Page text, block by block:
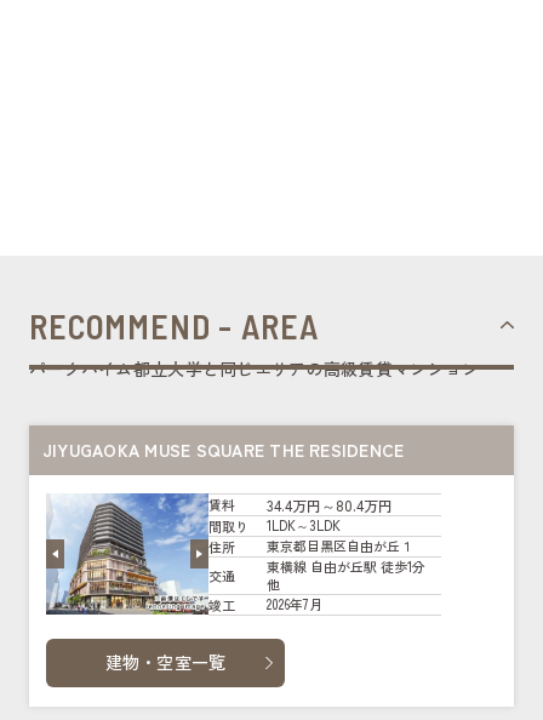
RECOMMEND - AREA
パークハイム都立大学と同じエリアの高級賃貸マンション
JIYUGAOKA MUSE SQUARE THE RESIDENCE
賃料 34.4万円～80.4万円
間取り
1LDK～3LDK
住所
東京都目黒区自由が丘１
交通
東横線 自由が丘駅 徒歩1分
他
竣工
2026年7月
建物・空室一覧